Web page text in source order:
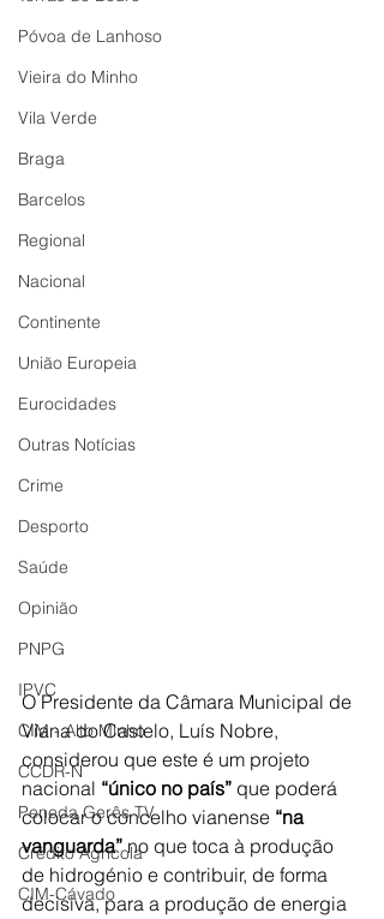
Póvoa de Lanhoso
Vieira do Minho
Vila Verde
Braga
Barcelos
Regional
Nacional
Continente
União Europeia
Eurocidades
Outras Notícias
Crime
Desporto
Saúde
Opinião
PNPG
IPVC
CIM - Alto Minho
CCDR-N
Peneda Gerês TV
Crédito Agrícola
CIM-Cávado
O Presidente da Câmara Municipal de
Viana do Castelo, Luís Nobre,
considerou que este é um projeto
nacional “único no país” que poderá
colocar o concelho vianense “na
vanguarda” no que toca à produção
de hidrogénio e contribuir, de forma
decisiva, para a produção de energia